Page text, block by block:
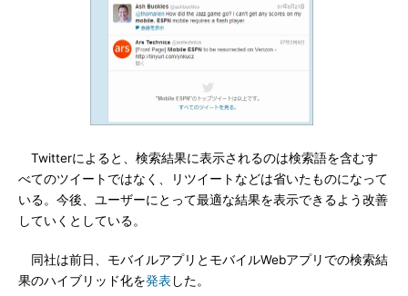
Twitterによると、検索結果に表示されるのは検索語を含むす
べてのツイートではなく、リツイートなどは省いたものになって
いる。今後、ユーザーにとって最適な結果を表示できるよう改善
していくとしている。
同社は前日、モバイルアプリとモバイルWebアプリでの検索結
果のハイブリッド化を発表した。